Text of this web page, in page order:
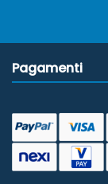
Pagamenti